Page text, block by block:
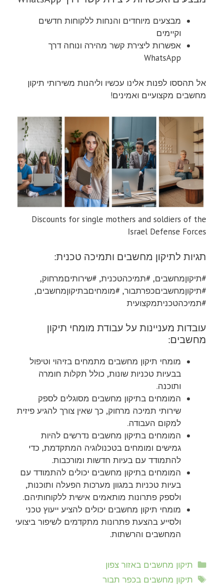
מבצעים מיוחדים והנחות ללקוחות חדשים
וקיימים
אפשרות ליצירת קשר מהירה ונוחה דרך
WhatsApp
אל תהססו לפנות אלינו עכשיו וליהנות משירותי תיקון
מחשבים מקצועיים ואמינים!
Discounts for single mothers and soldiers of the
Israel Defense Forces
תגיות לתיקון מחשבים ותמיכה טכנית:
#תיקוןמחשבים, #תמיכהטכנית, #שירותיםמרחוק,
#תיקוןמחשביםכפרתבור, #מומחיםבתיקוןמחשבים,
#תמיכהטכניתמקצועית
עובדות מעניינות על עבודת מומחי תיקון
מחשבים:
מומחי תיקון מחשבים מתמחים בזיהוי וטיפול
בבעיות טכניות שונות, כולל תקלות חומרה
ותוכנה.
המומחים בתיקון מחשבים מסוגלים לספק
שירותי תמיכה מרחוק, כך שאין צורך להגיע פיזית
למקום העבודה.
המומחים בתיקון מחשבים נדרשים להיות
גמישים ומומחים בטכנולוגיה המתקדמת, כדי
להתמודד עם בעיות חדשות ומורכבות.
המומחים בתיקון מחשבים יכולים להתמודד עם
בעיות טכניות במגוון מערכות הפעלה ותוכנות,
ולספק פתרונות מותאמים אישית ללקוחותיהם.
מומחי תיקון מחשבים יכולים להציע ייעוץ טכני
ולסייע בהצעת פתרונות מתקדמים לשיפור ביצועי
המחשבים והרשתות.
קטגוריות
תיקון מחשבים באזור צפון
תגיות
תיקון מחשבים בכפר תבור